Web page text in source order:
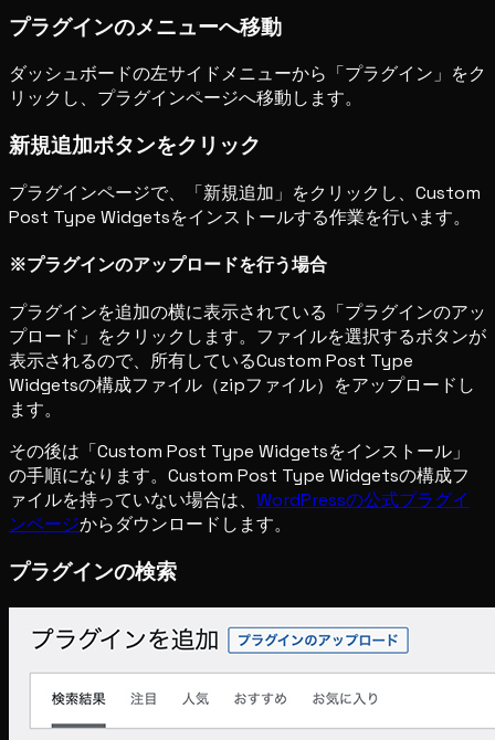
プラグインのメニューへ移動
ダッシュボードの左サイドメニューから「プラグイン」をク
リックし、プラグインページへ移動します。
新規追加ボタンをクリック
プラグインページで、「新規追加」をクリックし、Custom
Post Type Widgetsをインストールする作業を行います。
※プラグインのアップロードを行う場合
プラグインを追加の横に表示されている「プラグインのアッ
プロード」をクリックします。ファイルを選択するボタンが
表示されるので、所有しているCustom Post Type
Widgetsの構成ファイル（zipファイル）をアップロードし
ます。
その後は「Custom Post Type Widgetsをインストール」
の手順になります。Custom Post Type Widgetsの構成フ
ァイルを持っていない場合は、 WordPressの公式プラグイ
ンページからダウンロードします。
プラグインの検索